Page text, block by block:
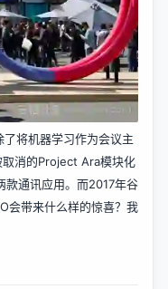
将机器学习作为会议主
消的Project Ara模块化
款通讯应用。而2017年谷
会带来什么样的惊喜？我